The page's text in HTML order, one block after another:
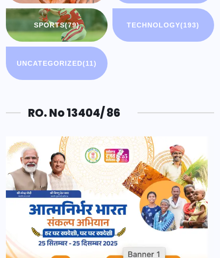
SPORTS(79) TECHNOLOGY(193)
UNCATEGORIZED(11)
RO. No 13404/ 86